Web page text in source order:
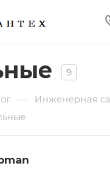
9
— Инженерная